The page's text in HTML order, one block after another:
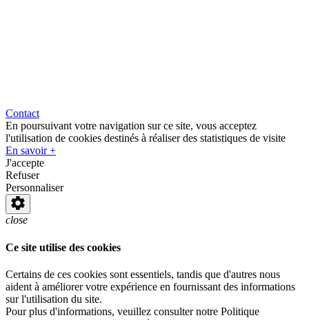
Contact
En poursuivant votre navigation sur ce site, vous acceptez
l'utilisation de cookies destinés à réaliser des statistiques de visite
En savoir +
J'accepte
Refuser
Personnaliser
close
Ce site utilise des cookies
Certains de ces cookies sont essentiels, tandis que d'autres nous
aident à améliorer votre expérience en fournissant des informations
sur l'utilisation du site.
Pour plus d'informations, veuillez consulter notre Politique